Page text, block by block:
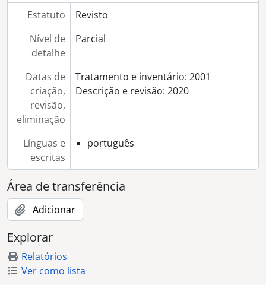
[Coleção] Colecção Gérard Castello-Lopes
[Coleção] Colecção Guilherme Silva
Estatuto
Revisto
Nível de
detalhe
Parcial
Datas de
criação,
revisão,
eliminação
Tratamento e inventário: 2001
Descrição e revisão: 2020
Línguas e
escritas
português
Área de transferência
Adicionar
Explorar
Relatórios
Ver como lista